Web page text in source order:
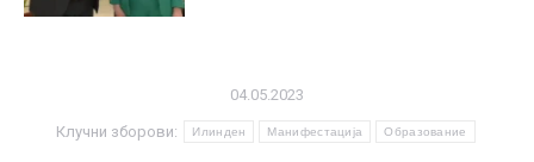
04.05.2023
Клучни зборови: Илинден Манифестација Образование